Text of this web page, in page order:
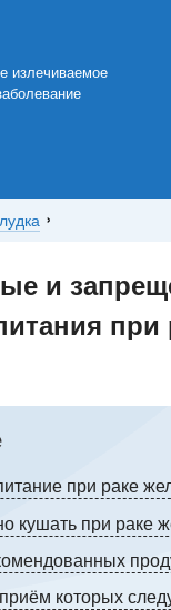
излечиваемое
и
при
при раке
кушать при раке
которых